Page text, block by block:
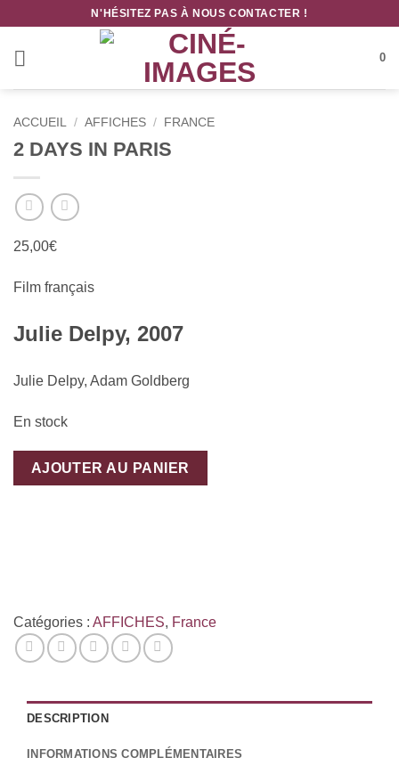
contenu
N'HÉSITEZ PAS À NOUS CONTACTER !
0
ACCUEIL / AFFICHES / FRANCE
2 DAYS IN PARIS
25,00€
Film français
Julie Delpy, 2007
Julie Delpy, Adam Goldberg
En stock
AJOUTER AU PANIER
Catégories : AFFICHES, France
DESCRIPTION
INFORMATIONS COMPLÉMENTAIRES